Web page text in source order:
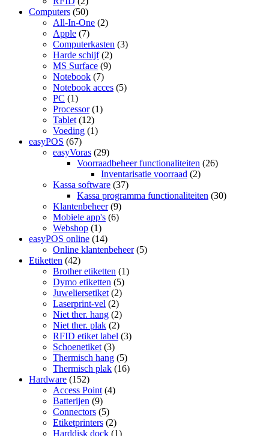
Computers (50)
All-In-One (2)
Apple (7)
Computerkasten (3)
Harde schijf (2)
MS Surface (9)
Notebook (7)
Notebook acces (5)
PC (1)
Processor (1)
Tablet (12)
Voeding (1)
easyPOS (67)
easyVoras (29)
Voorraadbeheer functionaliteiten (26)
Inventarisatie voorraad (2)
Kassa software (37)
Kassa programma functionaliteiten (30)
Klantenbeheer (9)
Mobiele app's (6)
Webshop (1)
easyPOS online (14)
Online klantenbeheer (5)
Etiketten (42)
Brother etiketten (1)
Dymo etiketten (5)
Juweliersetiket (2)
Laserprint-vel (2)
Niet ther. hang (2)
Niet ther. plak (2)
RFID etiket label (3)
Schoenetiket (3)
Thermisch hang (5)
Thermisch plak (16)
Hardware (152)
Access Point (4)
Batterijen (9)
Connectors (5)
Etiketprinters (2)
Harddisk dock (1)